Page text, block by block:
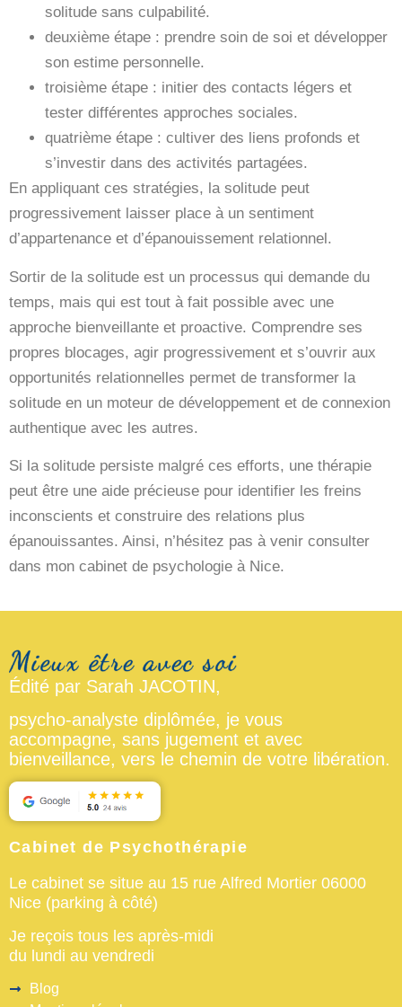
solitude sans culpabilité.
deuxième étape : prendre soin de soi et développer
son estime personnelle.
troisième étape : initier des contacts légers et
tester différentes approches sociales.
quatrième étape : cultiver des liens profonds et
s’investir dans des activités partagées.
En appliquant ces stratégies, la solitude peut
progressivement laisser place à un sentiment
d’appartenance et d’épanouissement relationnel.
Sortir de la solitude est un processus qui demande du
temps, mais qui est tout à fait possible avec une
approche bienveillante et proactive. Comprendre ses
propres blocages, agir progressivement et s’ouvrir aux
opportunités relationnelles permet de transformer la
solitude en un moteur de développement et de connexion
authentique avec les autres.
Si la solitude persiste malgré ces efforts, une thérapie
peut être une aide précieuse pour identifier les freins
inconscients et construire des relations plus
épanouissantes. Ainsi, n’hésitez pas à venir consulter
dans mon cabinet de psychologie à Nice.
Édité par Sarah JACOTIN,
psycho-analyste diplômée, je vous
accompagne, sans jugement et avec
bienveillance, vers le chemin de votre libération.
Cabinet de Psychothérapie
Le cabinet se situe au 15 rue Alfred Mortier 06000
Nice (parking à côté)
Je reçois tous les après-midi
du lundi au vendredi
Blog